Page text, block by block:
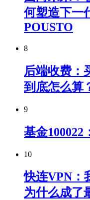
何塑造下一
POUSTO
8
后端收费：
到底怎么算
9
基金100022
10
快连VPN：
为什么成了